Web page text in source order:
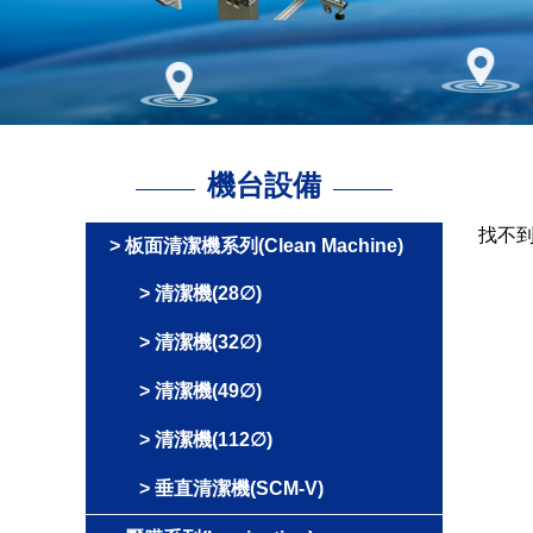
機台設備
板面清潔機系列(Clean Machine)
清潔機(28∅)
清潔機(32∅)
清潔機(49∅)
清潔機(112∅)
垂直清潔機(SCM-V)
找不